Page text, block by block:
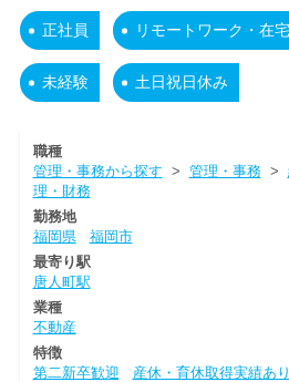
正社員 リモートワーク・在
未経験 土日祝日休み
職種
管理・事務から探す > 管理・事務>
理・財務
勤務地
福岡県
福岡市
最寄り駅
唐人町駅
業種
不動産
特徴
第二新卒歓迎
産休・育休取得実績あり